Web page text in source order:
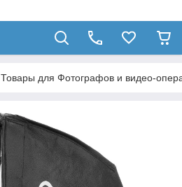
Товары для Фотографов и видео-